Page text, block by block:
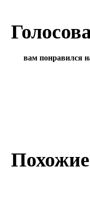
вам понравился